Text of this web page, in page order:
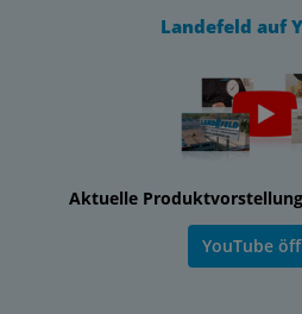
Landefeld auf
Aktuelle
YouTube